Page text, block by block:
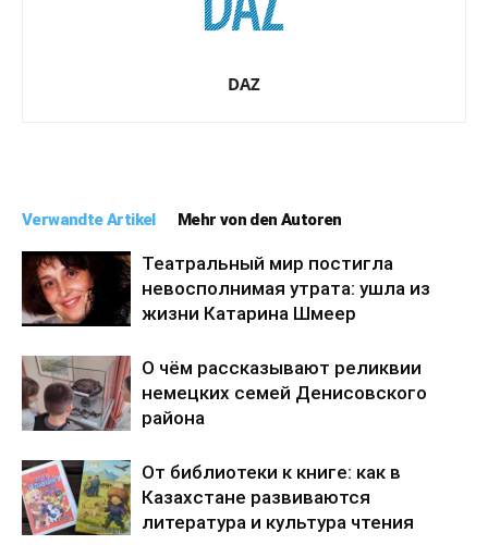
DAZ
Verwandte Artikel Mehr von den Autoren
Театральный мир постигла
невосполнимая утрата: ушла из
жизни Катарина Шмеер
О чём рассказывают реликвии
немецких семей Денисовского
района
От библиотеки к книге: как в
Казахстане развиваются
литература и культура чтения